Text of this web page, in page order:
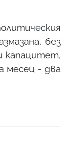
без
капацитет,
месец - два